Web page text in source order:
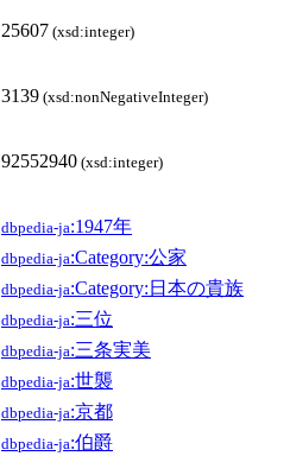
25607 (xsd:integer)
3139 (xsd:nonNegativeInteger)
92552940 (xsd:integer)
dbpedia-ja:1947年
dbpedia-ja:Category:公家
dbpedia-ja:Category:日本の貴族
dbpedia-ja:三位
dbpedia-ja:三条実美
dbpedia-ja:世襲
dbpedia-ja:京都
dbpedia-ja:伯爵